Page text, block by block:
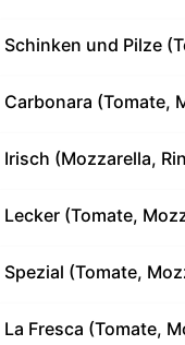
Schinken und Pilze
Carbonara (Tomate,
Irisch (Mozzarella,
Lecker (Tomate,
Spezial (Tomate,
La Fresca (Tomate,